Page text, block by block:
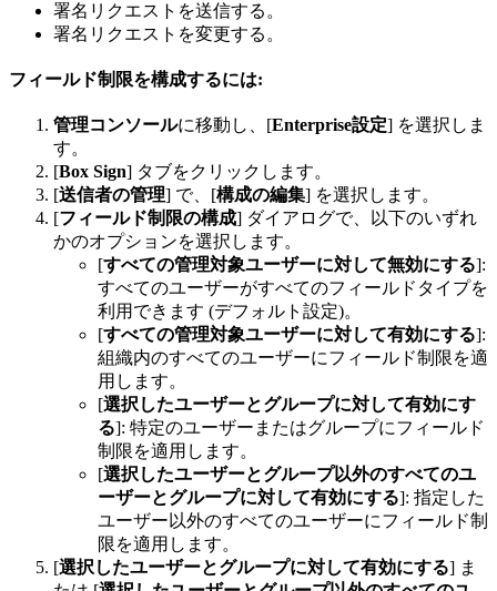
署名リクエストを送信する。
署名リクエストを変更する。
フィールド制限を構成するには:
管理コンソールに移動し、[Enterprise設定] を選択しま
す。
[Box Sign] タブをクリックします。
[送信者の管理] で、[構成の編集] を選択します。
[フィールド制限の構成] ダイアログで、以下のいずれ
かのオプションを選択します。
[すべての管理対象ユーザーに対して無効にする]:
すべてのユーザーがすべてのフィールドタイプを
利用できます (デフォルト設定)。
[すべての管理対象ユーザーに対して有効にする]:
組織内のすべてのユーザーにフィールド制限を適
用します。
[選択したユーザーとグループに対して有効にす
る]: 特定のユーザーまたはグループにフィールド
制限を適用します。
[選択したユーザーとグループ以外のすべてのユ
ーザーとグループに対して有効にする]: 指定した
ユーザー以外のすべてのユーザーにフィールド制
限を適用します。
[選択したユーザーとグループに対して有効にする] ま